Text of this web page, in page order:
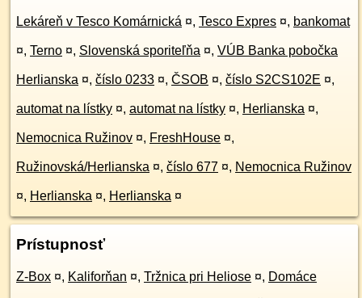
Lekáreň v Tesco Komárnická ¤, Tesco Expres ¤, bankomat
¤, Terno ¤, Slovenská sporiteľňa ¤, VÚB Banka pobočka
Herlianska ¤, číslo 0233 ¤, ČSOB ¤, číslo S2CS102E ¤,
automat na lístky ¤, automat na lístky ¤, Herlianska ¤,
Nemocnica Ružinov ¤, FreshHouse ¤,
Ružinovská/Herlianska ¤, číslo 677 ¤, Nemocnica Ružinov
¤, Herlianska ¤, Herlianska ¤
Prístupnosť
Z-Box ¤, Kaliforňan ¤, Tržnica pri Heliose ¤, Domáce